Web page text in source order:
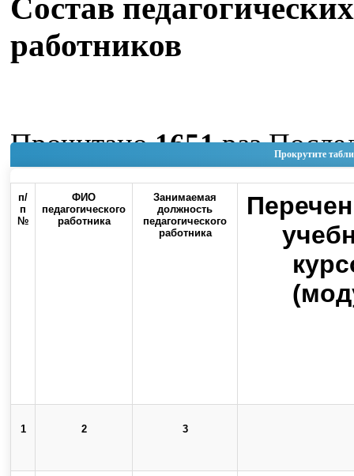
Состав педагогических
работников
Прокрутите
п/
п
№
ФИО
педагогического
работника
Занимаемая
должность
педагогического
работника
1 2 3
Прочитано1651раз
изменение Четверг, 04
11:19